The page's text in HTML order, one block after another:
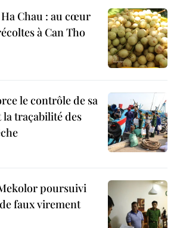
Ha Chau : au cœur
à Can Tho
le contrôle de sa
la traçabilité des
poursuivi
faux virement